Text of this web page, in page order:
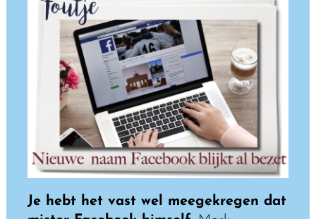
Je hebt het vast wel meegekregen dat